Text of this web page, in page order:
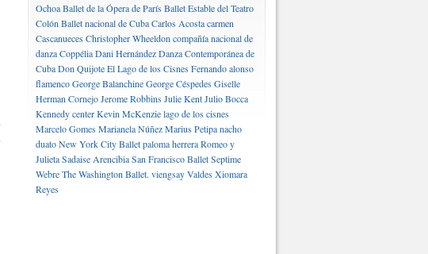
OchoaBallet de la Ópera de ParísBallet Estable del Teatro
Colón Ballet nacional de CubaCarlos Acostacarmen
CascanuecesChristopher Wheeldon compañía nacional de
danzaCoppéliaDani HernándezDanza Contemporánea de
CubaDon QuijoteEl Lago de los CisnesFernando alonso
flamencoGeorge BalanchineGeorge CéspedesGiselle
Herman CornejoJerome RobbinsJulie KentJulio Bocca
Kennedy centerKevin McKenzielago de los cisnes
Marcelo GomesMarianela NúñezMarius Petipanacho
duatoNew York City Balletpaloma herreraRomeo y
JulietaSadaise ArencibiaSan Francisco BalletSeptime
WebreThe Washington Ballet. viengsay ValdesXiomara
Reyes